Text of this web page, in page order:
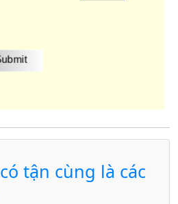
tận cùng là các